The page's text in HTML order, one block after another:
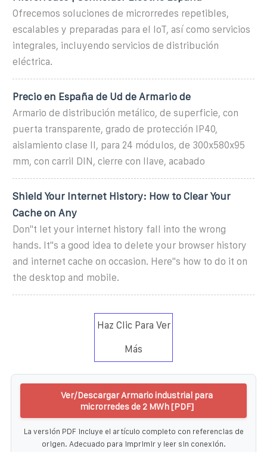
Ofrecemos soluciones de microrredes repetibles,
escalables y preparadas para el IoT, así como servicios
integrales, incluyendo servicios de distribución
eléctrica.
Precio en España de Ud de Armario de
Armario de distribución metálico, de superficie, con
puerta transparente, grado de protección IP40,
aislamiento clase II, para 24 módulos, de 300x580x95
mm, con carril DIN, cierre con llave, acabado
Shield Your Internet History: How to Clear Your
Cache on Any
Don''t let your internet history fall into the wrong
hands. It''s a good idea to delete your browser history
and internet cache on occasion. Here''s how to do it on
the desktop and mobile.
Haz Clic Para Ver
Más
Ver/Descargar Armario industrial para
microrredes de 2 MWh [PDF]
La versión PDF incluye el artículo completo con referencias de
origen. Adecuado para imprimir y leer sin conexión.